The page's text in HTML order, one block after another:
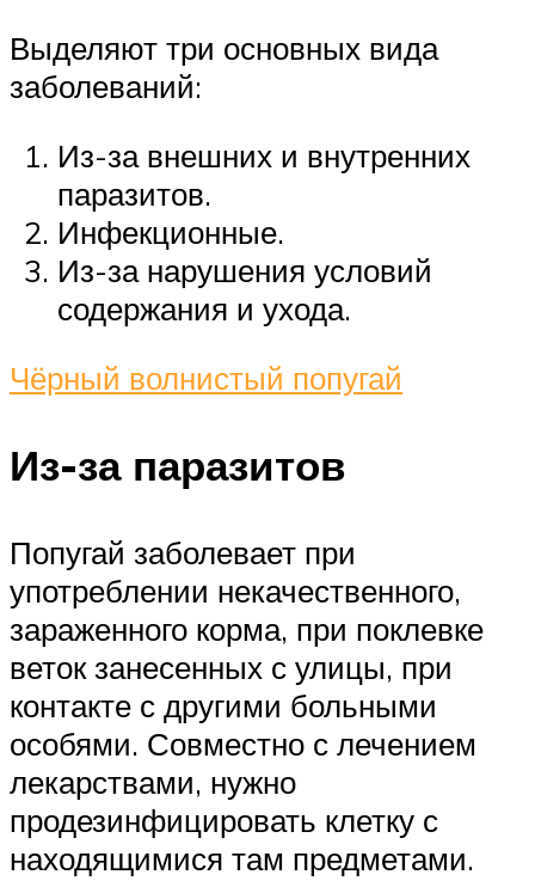
Выделяют три основных вида
заболеваний:
Из-за внешних и внутренних
паразитов.
Инфекционные.
Из-за нарушения условий
содержания и ухода.
Чёрный волнистый попугай
Из-за паразитов
Попугай заболевает при
употреблении некачественного,
зараженного корма, при поклевке
веток занесенных с улицы, при
контакте с другими больными
особями. Совместно с лечением
лекарствами, нужно
продезинфицировать клетку с
находящимися там предметами.